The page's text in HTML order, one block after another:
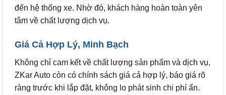
đến hệ thống xe. Nhờ đó, khách hàng hoàn toàn yên
tâm về chất lượng dịch vụ.
Giá Cả Hợp Lý, Minh Bạch
Không chỉ cam kết về chất lượng sản phẩm và dịch vụ,
ZKar Auto còn có chính sách giá cả hợp lý, báo giá rõ
ràng trước khi lắp đặt, không lo phát sinh chi phí ẩn.